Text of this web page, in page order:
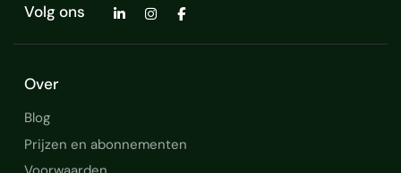
Volg ons
Over
Blog
Prijzen en abonnementen